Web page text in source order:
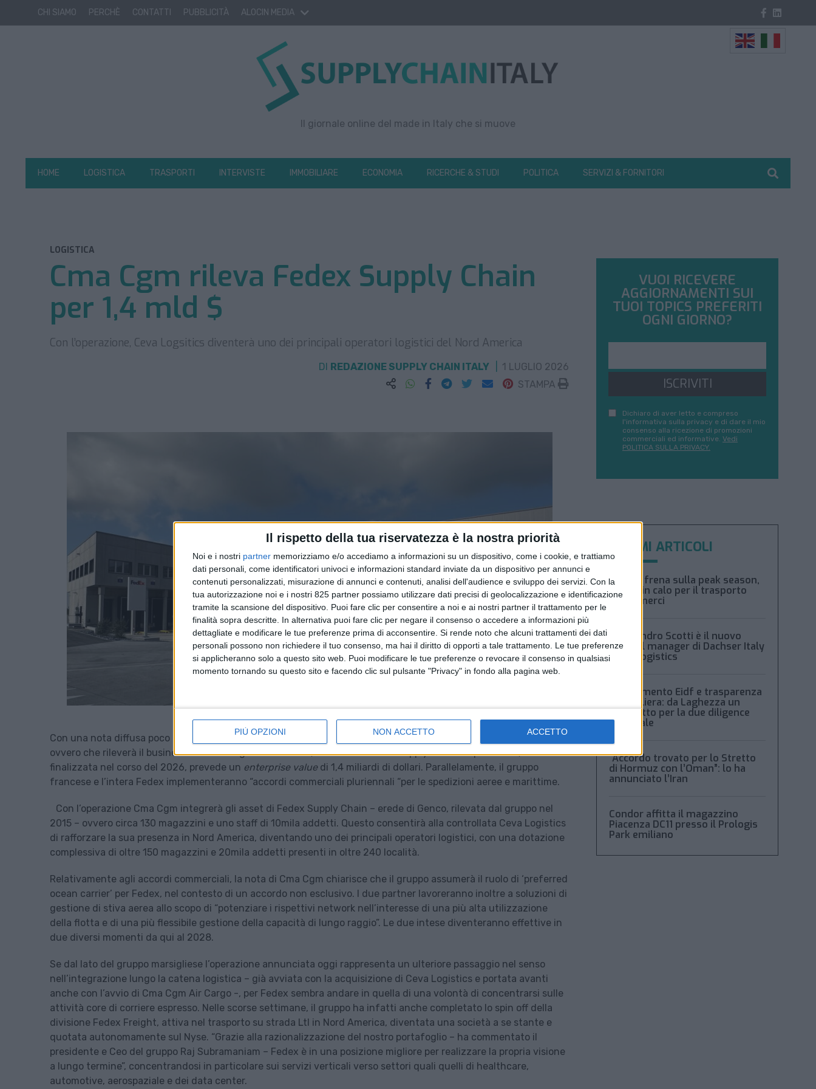
Il rispetto della tua riservatezza è la nostra priorità
Noi e i nostri partner memorizziamo e/o accediamo a informazioni su un dispositivo, come i cookie, e trattiamo
dati personali, come identificatori univoci e informazioni standard inviate da un dispositivo per annunci e
contenuti personalizzati, misurazione di annunci e contenuti, analisi dell'audience e sviluppo dei servizi. Con la
tua autorizzazione noi e i nostri 825 partner possiamo utilizzare dati precisi di geolocalizzazione e identificazione
tramite la scansione del dispositivo. Puoi fare clic per consentire a noi e ai nostri partner il trattamento per le
finalità sopra descritte. In alternativa puoi fare clic per negare il consenso o accedere a informazioni più
dettagliate e modificare le tue preferenze prima di acconsentire. Si rende noto che alcuni trattamenti dei dati
personali possono non richiedere il tuo consenso, ma hai il diritto di opporti a tale trattamento. Le tue preferenze
si applicheranno solo a questo sito web. Puoi modificare le tue preferenze o revocare il consenso in qualsiasi
momento tornando su questo sito e facendo clic sul pulsante "Privacy" in fondo alla pagina web.
PIÙ OPZIONI NON ACCETTO ACCETTO
CHI SIAMO PERCHÈ CONTATTI PUBBLICITÀ ALOCIN MEDIA
Il giornale online del made in Italy che si muove
HOME LOGISTICA TRASPORTI INTERVISTE IMMOBILIARE ECONOMIA RICERCHE & STUDI POLITICA SERVIZI & FORNITORI
LOGISTICA
Cma Cgm rileva Fedex Supply Chain
per 1,4 mld $
Con l’operazione, Ceva Logsitics diventerà uno dei principali operatori logistici del Nord America
DI REDAZIONE SUPPLY CHAIN ITALY
1 LUGLIO 2026
STAMPA
Con una nota diffusa poco fa, Cma Cgm ha confermato quanto anticipato in mattinata dal Financial Times,
ovvero che rileverà il business contract logistics di Fedex, noto come Fedex Supply Chain. L’operazione, che sarà
finalizzata nel corso del 2026, prevede un enterprise valuedi 1,4 miliardi di dollari. Parallelamente, il gruppo
francese e l’intera Fedex implementeranno “accordi commerciali pluriennali “per le spedizioni aeree e marittime.
Con l’operazione Cma Cgm integrerà gli asset di Fedex Supply Chain – erede di Genco, rilevata dal gruppo nel
2015 – ovvero circa 130 magazzini e uno staff di 10mila addetti. Questo consentirà alla controllata Ceva Logistics
di rafforzare la sua presenza in Nord America, diventando uno dei principali operatori logistici, con una dotazione
complessiva di oltre 150 magazzini e 20mila addetti presenti in oltre 240 località.
Relativamente agli accordi commerciali, la nota di Cma Cgm chiarisce che il gruppo assumerà il ruolo di ‘preferred
ocean carrier’ per Fedex, nel contesto di un accordo non esclusivo. I due partner lavoreranno inoltre a soluzioni di
gestione di stiva aerea allo scopo di “potenziare i rispettivi network nell’interesse di una più alta utilizzazione
della flotta e di una più flessibile gestione della capacità di lungo raggio”. Le due intese diventeranno effettive in
due diversi momenti da qui al 2028.
Se dal lato del gruppo marsigliese l’operazione annunciata oggi rappresenta un ulteriore passaggio nel senso
nell’integrazione lungo la catena logistica – già avviata con la acquisizione di Ceva Logistics e portata avanti
anche con l’avvio di Cma Cgm Air Cargo -, per Fedex sembra andare in quella di una volontà di concentrarsi sulle
attività core di corriere espresso. Nelle scorse settimane, il gruppo ha infatti anche completato lo spin off della
divisione Fedex Freight, attiva nel trasporto su strada Ltl in Nord America, diventata una società a se stante e
quotata autonomamente sul Nyse. “Grazie alla razionalizzazione del nostro portafoglio – ha commentato il
presidente e Ceo del gruppo Raj Subramaniam – Fedex è in una posizione migliore per realizzare la propria visione
a lungo termine”, concentrandosi in particolare sui servizi verticali verso settori quali quelli di healthcare,
automotive, aerospaziale e dei data center.
VUOI RICEVERE
AGGIORNAMENTI SUI
TUOI TOPICS PREFERITI
OGNI GIORNO?
ISCRIVITI
Dichiaro di aver letto e compreso
l'informativa sulla privacy e di dare il mio
consenso alla ricezione di promozioni
commerciali ed informative. Vedi
POLITICA SULLA PRIVACY.
ULTIMI ARTICOLI
Xeneta frena sulla peak season,
tariffe in calo per il trasporto
aereo merci
Alessandro Scotti è il nuovo
general manager di Dachser Italy
Food Logistics
Regolamento Eidf e trasparenza
della filiera: da Laghezza un
pacchetto per la due diligence
aziendale
“Accordo trovato per lo Stretto
di Hormuz con l’Oman”: lo ha
annunciato l’Iran
Condor affitta il magazzino
Piacenza DC11 presso il Prologis
Park emiliano